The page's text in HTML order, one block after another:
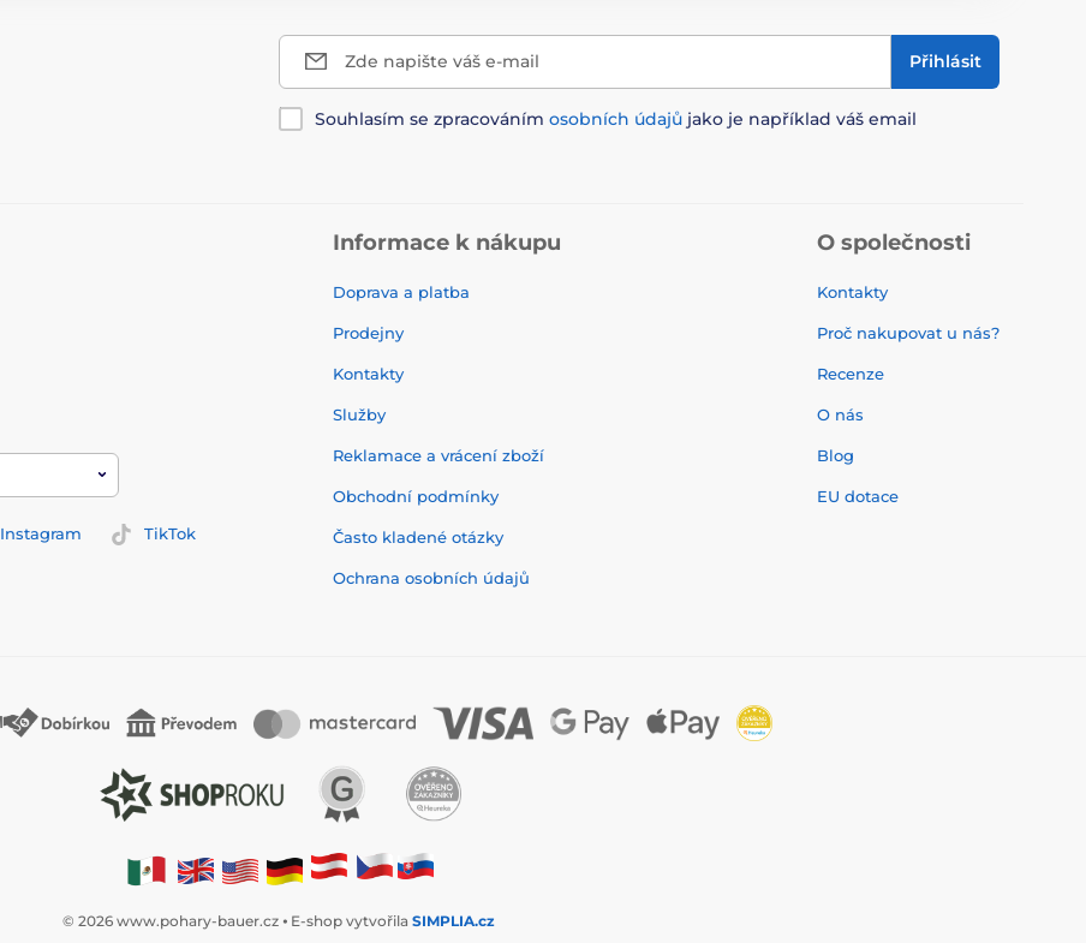
Zde napište váš e-mail Přihlásit
Souhlasím se zpracováním osobních údajů jako je například váš email
Instagram
TikTok
Informace k nákupu
Doprava a platba
Prodejny
Kontakty
Služby
Reklamace a vrácení zboží
Obchodní podmínky
Často kladené otázky
Ochrana osobních údajů
O společnosti
Kontakty
Proč nakupovat u nás?
Recenze
O nás
Blog
EU dotace
© 2026 www.pohary-bauer.cz ⦁ E-shop vytvořila SIMPLIA.cz